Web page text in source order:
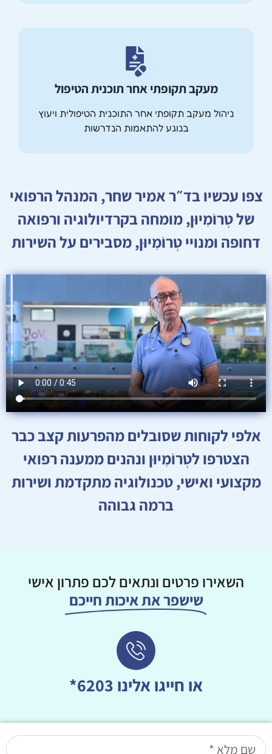
מעקב תקופתי אחר תוכנית הטיפול
ניהול מעקב תקופתי אחר התוכנית הטיפולית ויעוץ
בנוגע להתאמות הנדרשות
צפו עכשיו בד״ר אמיר שחר, המנהל הרפואי
של טְרוֹמִיוּן, מומחה בקרדיולוגיה ורפואה
דחופה ומנויי טְרוֹמִיוּן, מסבירים על השירות
אלפי לקוחות שסובלים מהפרעות קצב כבר
הצטרפו לטְרוֹמִיוּן ונהנים ממענה רפואי
מקצועי ואישי, טכנולוגיה מתקדמת ושירות
ברמה גבוהה
השאירו פרטים ונתאים לכם פתרון אישי
שישפר את איכות חייכם
או חייגו אלינו 6203*